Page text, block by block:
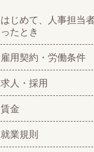
はじめて、人事担当
ったとき
雇用契約・労働条件
求人・採用
賃金
就業規則